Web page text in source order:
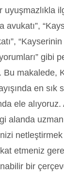
uyuşmazlıkla
avukatı”,
gibi
Bu makalede,
en sık
ele alıyoruz.
alanda
etmeniz
bir